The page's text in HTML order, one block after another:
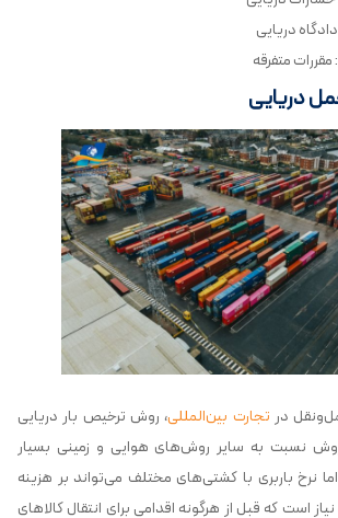
دریایی
متفرقه
دریایی
در تجارت بین‌المللی، روش ترخیص بار دریایی
نسبت به سایر روش‌های هوایی و زمینی بسیار
نرخ باربری با کشتی‌های مختلف می‌تواند بر هزینه
نیاز است که قبل از هرگونه اقدامی برای انتقال کالاهای